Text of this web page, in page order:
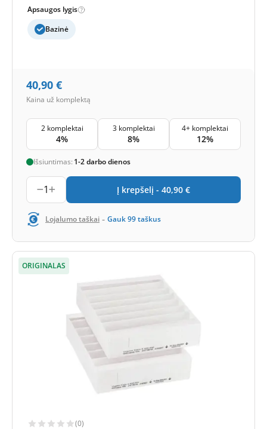
Apsaugos lygis
Bazinė
40,90 €
Kaina už komplektą
2 komplektai
4%
3 komplektai
8%
4+ komplektai
12%
Išsiuntimas: 1-2 darbo dienos
1 Į krepšelį - 40,90 €
Lojalumo taškai - Gauk99taškus
ORIGINALAS
(0)